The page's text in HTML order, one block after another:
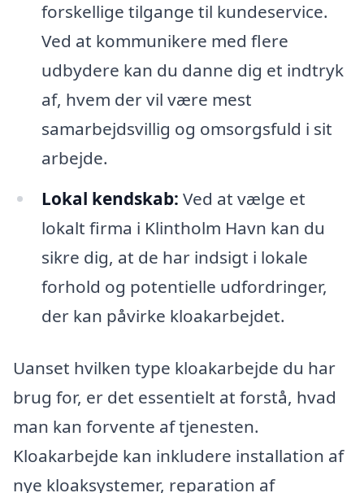
forskellige tilgange til kundeservice.
Ved at kommunikere med flere
udbydere kan du danne dig et indtryk
af, hvem der vil være mest
samarbejdsvillig og omsorgsfuld i sit
arbejde.
Lokal kendskab: Ved at vælge et
lokalt firma i Klintholm Havn kan du
sikre dig, at de har indsigt i lokale
forhold og potentielle udfordringer,
der kan påvirke kloakarbejdet.
Uanset hvilken type kloakarbejde du har
brug for, er det essentielt at forstå, hvad
man kan forvente af tjenesten.
Kloakarbejde kan inkludere installation af
nye kloaksystemer, reparation af